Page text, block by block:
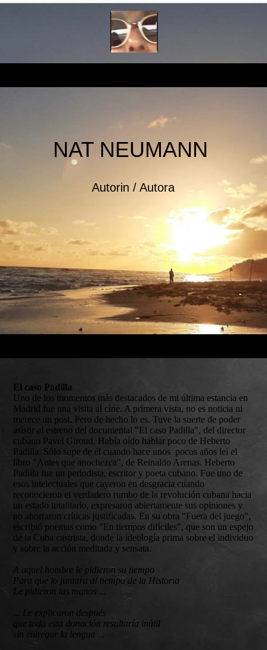
NAT NEUMANN
Autorin / Autora
El caso Padilla
Uno de los momentos más destacados de mi última estancia en
Madrid fue una visita al cine. A primera vista, no es noticia ni
merece un post. Pero de hecho lo es. Tuve la suerte de poder
asistir al estreno del documental "El caso Padilla", del director
cubano Pavel Giroud. Había oído hablar poco de Heberto
Padilla. Sólo supe de él cuando hace unos pocos años leí el
libro "Antes que anochezca", de Reinaldo Arenas. Heberto
Padilla fue un periodista, escritor y poeta cubano. Fue uno de
esos intelectuales que cayeron en desgracia cuando
reconocieron el verdadero rumbo de la revolución cubana hacia
un estado totalitario, expresaron abiertamente sus opiniones y
no ahorraron críticas justificadas. En su obra "Fuera del juego",
escribió poemas como "En tiempos difíciles", que son un espejo
de la Cuba castrista, donde la ideología prima sobre el individuo
y sobre la acción meditada y sensata.
A aquel hombre le pidieron su tiempo
Para que lo juntara al tiempo de la Historia
Le pidieron las manos ...
... Le explicaron después
que toda esta donación resultaría inútil
sin entregar la lengua ...